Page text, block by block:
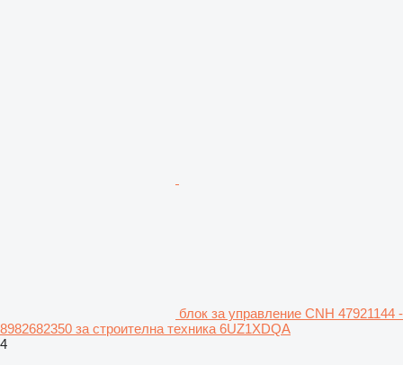
блок за управление CNH 47921144 -
8982682350 за строителна техника 6UZ1XDQA
4